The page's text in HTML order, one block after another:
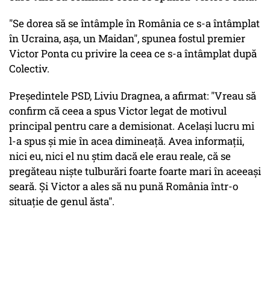
"Se dorea să se întâmple în România ce s-a întâmplat
în Ucraina, aşa, un Maidan", spunea fostul premier
Victor Ponta cu privire la ceea ce s-a întâmplat după
Colectiv.
Președintele PSD, Liviu Dragnea, a afirmat: "Vreau să
confirm că ceea a spus Victor legat de motivul
principal pentru care a demisionat. Acelaşi lucru mi
l-a spus şi mie în acea dimineaţă. Avea informaţii,
nici eu, nici el nu ştim dacă ele erau reale, că se
pregăteau nişte tulburări foarte foarte mari în aceeaşi
seară. Şi Victor a ales să nu pună România într-o
situaţie de genul ăsta".